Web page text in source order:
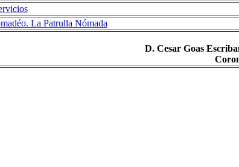
La Patrulla Nómada
D. Cesar Goas